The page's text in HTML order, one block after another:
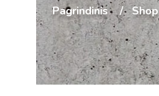
Pagrindinis Shop